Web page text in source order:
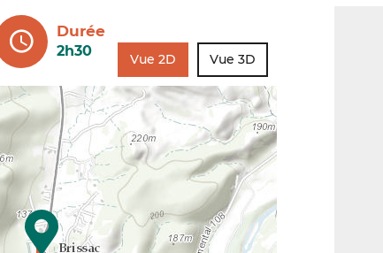
Durée
2h30 Vue 2D Vue 3D